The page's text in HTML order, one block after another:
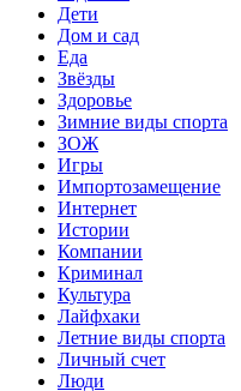
Дети
Дом и сад
Еда
Звёзды
Здоровье
Зимние виды спорта
ЗОЖ
Игры
Импортозамещение
Интернет
Истории
Компании
Криминал
Культура
Лайфхаки
Летние виды спорта
Личный счет
Люди